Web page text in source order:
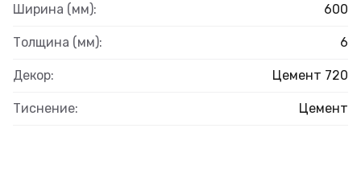
Ширина (мм): 600
Толщина (мм): 6
Декор: Цемент 720
Тиснение: Цемент